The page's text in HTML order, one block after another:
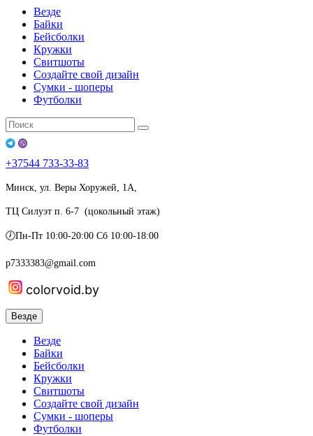
Везде
Байки
Бейсболки
Кружки
Свитшоты
Создайте свой дизайн
Сумки - шоперы
Футболки
+37544 733-33-83
Минск, ул. Веры Хоружей, 1А,
ТЦ Силуэт п. 6-7 (цокольный этаж)
🕖Пн-Пт 10:00-20:00 Сб 10:00-18:00
p7333383@gmail.com
colorvoid.by
Везде
Везде
Байки
Бейсболки
Кружки
Свитшоты
Создайте свой дизайн
Сумки - шоперы
Футболки